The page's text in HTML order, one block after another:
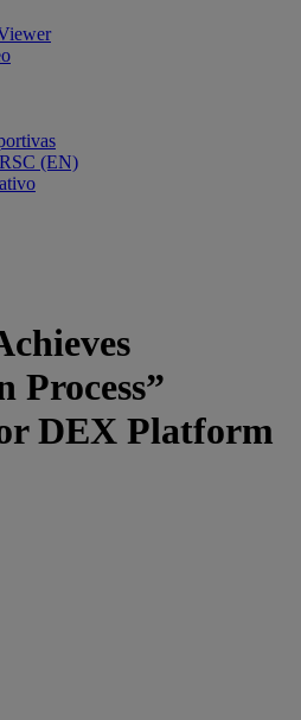
(EN)
Process”
DEX Platform